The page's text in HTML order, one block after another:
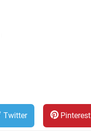
Twitter Pinterest